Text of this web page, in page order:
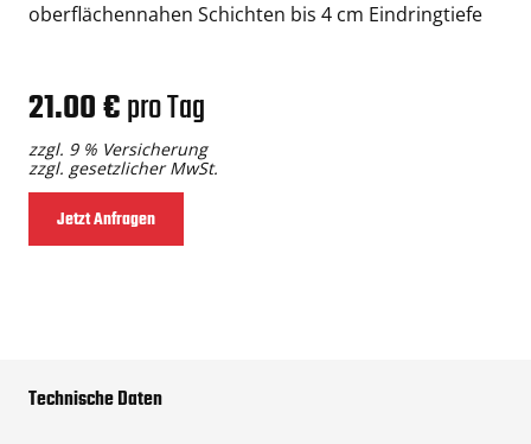
oberflächennahen Schichten bis 4 cm Eindringtiefe
21.00 €pro Tag
zzgl. 9 % Versicherung
zzgl. gesetzlicher MwSt.
Jetzt Anfragen
Technische Daten